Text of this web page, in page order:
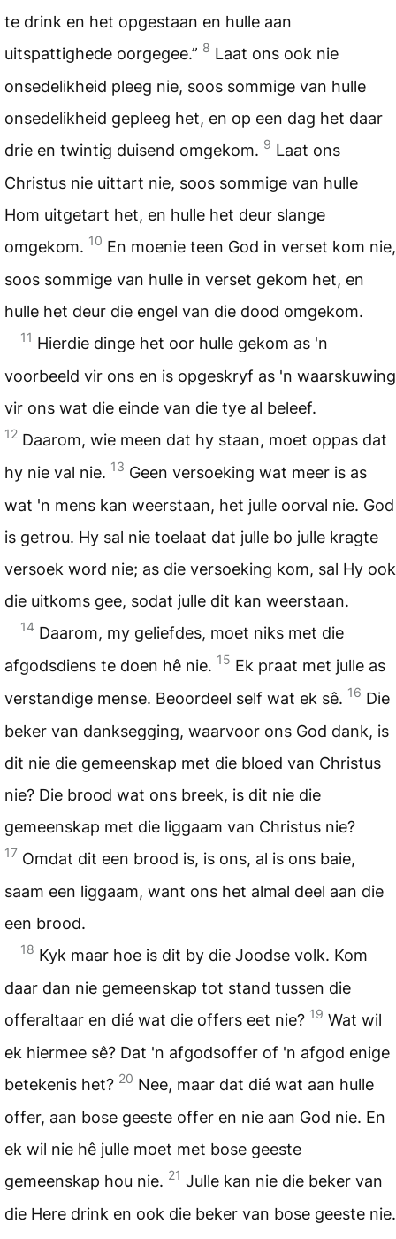
te drink en het opgestaan en hulle aan
uitspattighede oorgegee.” 8 Laat ons ook nie
onsedelikheid pleeg nie, soos sommige van hulle
onsedelikheid gepleeg het, en op een dag het daar
drie en twintig duisend omgekom. 9 Laat ons
Christus nie uittart nie, soos sommige van hulle
Hom uitgetart het, en hulle het deur slange
omgekom. 10 En moenie teen God in verset kom nie,
soos sommige van hulle in verset gekom het, en
hulle het deur die engel van die dood omgekom.
11 Hierdie dinge het oor hulle gekom as 'n
voorbeeld vir ons en is opgeskryf as 'n waarskuwing
vir ons wat die einde van die tye al beleef.
12 Daarom, wie meen dat hy staan, moet oppas dat
hy nie val nie. 13 Geen versoeking wat meer is as
wat 'n mens kan weerstaan, het julle oorval nie. God
is getrou. Hy sal nie toelaat dat julle bo julle kragte
versoek word nie; as die versoeking kom, sal Hy ook
die uitkoms gee, sodat julle dit kan weerstaan.
14 Daarom, my geliefdes, moet niks met die
afgodsdiens te doen hê nie. 15 Ek praat met julle as
verstandige mense. Beoordeel self wat ek sê. 16 Die
beker van danksegging, waarvoor ons God dank, is
dit nie die gemeenskap met die bloed van Christus
nie? Die brood wat ons breek, is dit nie die
gemeenskap met die liggaam van Christus nie?
17 Omdat dit een brood is, is ons, al is ons baie,
saam een liggaam, want ons het almal deel aan die
een brood.
18 Kyk maar hoe is dit by die Joodse volk. Kom
daar dan nie gemeenskap tot stand tussen die
offeraltaar en dié wat die offers eet nie? 19 Wat wil
ek hiermee sê? Dat 'n afgodsoffer of 'n afgod enige
betekenis het? 20 Nee, maar dat dié wat aan hulle
offer, aan bose geeste offer en nie aan God nie. En
ek wil nie hê julle moet met bose geeste
gemeenskap hou nie. 21 Julle kan nie die beker van
die Here drink en ook die beker van bose geeste nie.